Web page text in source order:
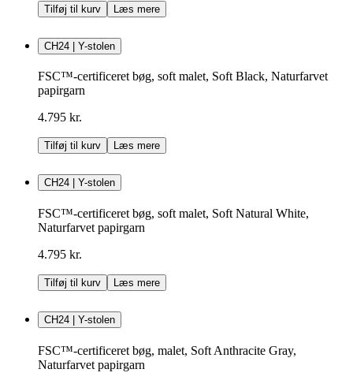
Tilføj til kurv Læs mere
CH24 | Y-stolen
FSC™-certificeret bøg, soft malet, Soft Black, Naturfarvet
papirgarn
4.795 kr.
Tilføj til kurv Læs mere
CH24 | Y-stolen
FSC™-certificeret bøg, soft malet, Soft Natural White,
Naturfarvet papirgarn
4.795 kr.
Tilføj til kurv Læs mere
CH24 | Y-stolen
FSC™-certificeret bøg, malet, Soft Anthracite Gray,
Naturfarvet papirgarn